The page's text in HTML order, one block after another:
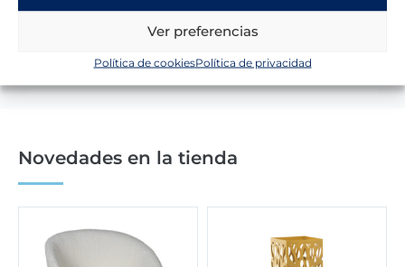
Ver preferencias
Política de cookiesPolítica de privacidad
Escribir una reseña
Novedades en la tienda